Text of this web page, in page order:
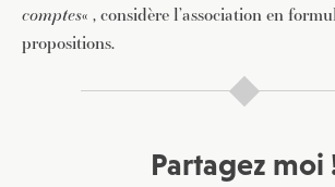
comptes« , considère l’association en
propositions.
Partagez moi